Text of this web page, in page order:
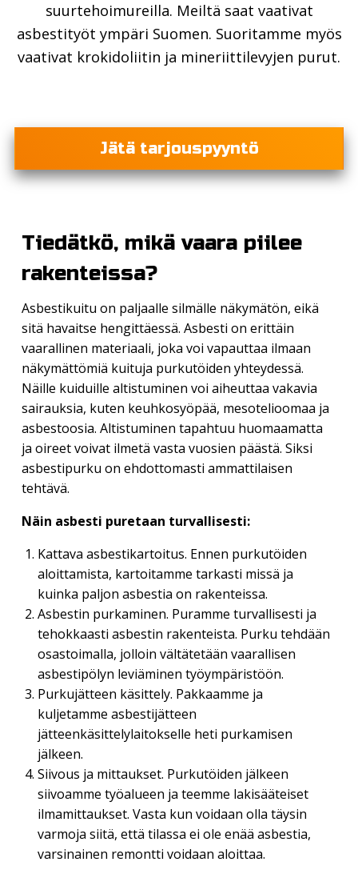
suurtehoimureilla. Meiltä saat vaativat
asbestityöt ympäri Suomen. Suoritamme myös
vaativat krokidoliitin ja mineriittilevyjen purut.
Jätä tarjouspyyntö
Tiedätkö, mikä vaara piilee
rakenteissa?
Asbestikuitu on paljaalle silmälle näkymätön, eikä
sitä havaitse hengittäessä. Asbesti on erittäin
vaarallinen materiaali, joka voi vapauttaa ilmaan
näkymättömiä kuituja purkutöiden yhteydessä.
Näille kuiduille altistuminen voi aiheuttaa vakavia
sairauksia, kuten keuhkosyöpää, mesotelioomaa ja
asbestoosia. Altistuminen tapahtuu huomaamatta
ja oireet voivat ilmetä vasta vuosien päästä. Siksi
asbestipurku on ehdottomasti ammattilaisen
tehtävä.
Näin asbesti puretaan turvallisesti:
Kattava asbestikartoitus. Ennen purkutöiden
aloittamista, kartoitamme tarkasti missä ja
kuinka paljon asbestia on rakenteissa.
Asbestin purkaminen. Puramme turvallisesti ja
tehokkaasti asbestin rakenteista. Purku tehdään
osastoimalla, jolloin vältätetään vaarallisen
asbestipölyn leviäminen työympäristöön.
Purkujätteen käsittely. Pakkaamme ja
kuljetamme asbestijätteen
jätteenkäsittelylaitokselle heti purkamisen
jälkeen.
Siivous ja mittaukset. Purkutöiden jälkeen
siivoamme työalueen ja teemme lakisääteiset
ilmamittaukset. Vasta kun voidaan olla täysin
varmoja siitä, että tilassa ei ole enää asbestia,
varsinainen remontti voidaan aloittaa.